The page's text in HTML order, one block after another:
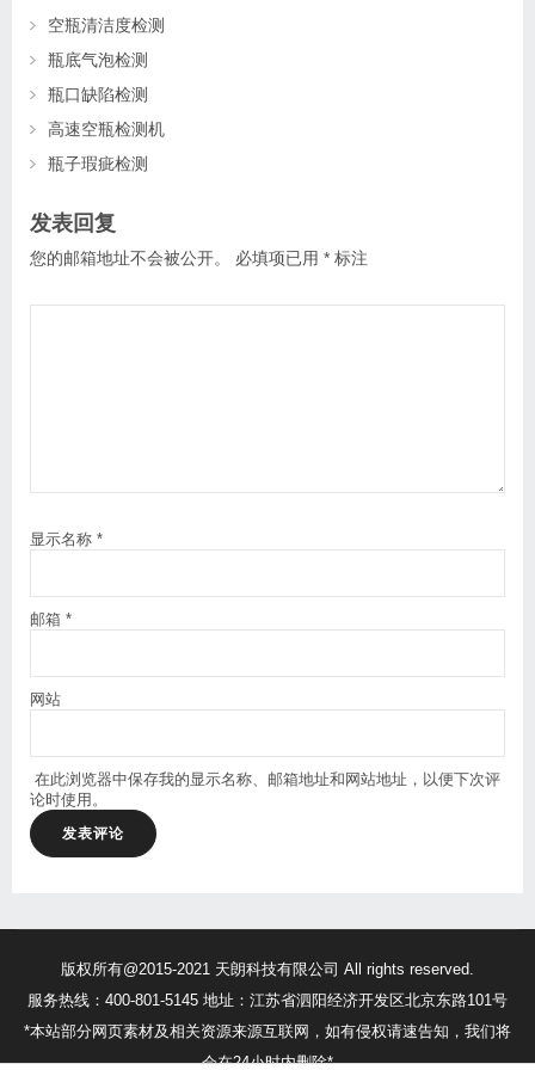
空瓶清洁度检测
瓶底气泡检测
瓶口缺陷检测
高速空瓶检测机
瓶子瑕疵检测
发表回复
您的邮箱地址不会被公开。 必填项已用 * 标注
显示名称 *
邮箱 *
网站
在此浏览器中保存我的显示名称、邮箱地址和网站地址，以便下次评
论时使用。
版权所有@2015-2021 天朗科技有限公司 All rights reserved.
服务热线：400-801-5145 地址：江苏省泗阳经济开发区北京东路101号
*本站部分网页素材及相关资源来源互联网，如有侵权请速告知，我们将
会在24小时内删除*